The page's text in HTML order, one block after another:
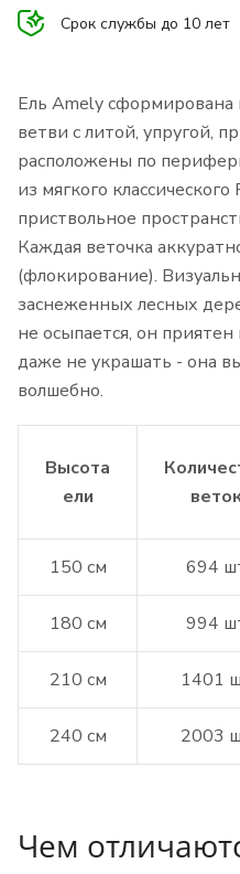
Срок службы до 10 лет
Ель Amely сформирована
ветви с литой, упругой,
расположены по
из мягкого
приствольное
Каждая веточка
(флокирование).
заснеженных лесных
не осыпается, он
даже не украшать - она
волшебно.
Высота
ели
150 см 694
180 см 994
210 см 1401
240 см 2003
Чем